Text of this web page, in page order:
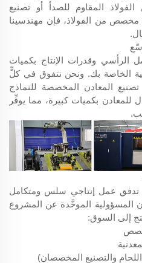
المقاوم للصدأ أو تصنيع
من الفولاذ، فإن مهندسينا
الرأسي وقدرات الإنتاج بكميات
الخاصة بك. ونحن نتفوق في كلٍّ
المعادن المخصصة للنماذج
للمعادن بكميات كبيرة، مما يوفِّر
عمل إنتاجي سلس ومتكامل
المسؤولية الموحَّدة عن المشروع
إلى السوق:
والتصنيع المخصصان)